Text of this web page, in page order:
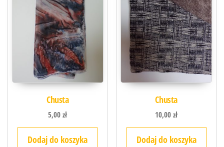
Chusta
5,00zł
Dodaj do koszyka
Chusta
10,00zł
Dodaj do koszyka